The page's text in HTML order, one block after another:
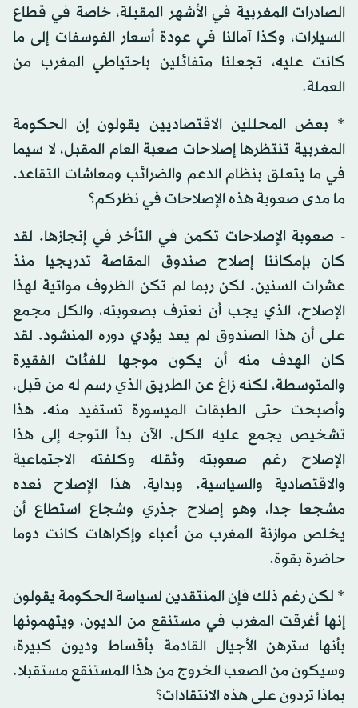
الصادرات المغربية في الأشهر المقبلة، خاصة في قطاع
السيارات، وكذا آمالنا في عودة أسعار الفوسفات إلى ما
كانت عليه، تجعلنا متفائلين باحتياطي المغرب من
العملة.
* بعض المحللين الاقتصاديين يقولون إن الحكومة
المغربية تنتظرها إصلاحات صعبة العام المقبل، لا سيما
في ما يتعلق بنظام الدعم والضرائب ومعاشات التقاعد.
ما مدى صعوبة هذه الإصلاحات في نظركم؟
- صعوبة الإصلاحات تكمن في التأخر في إنجازها. لقد
كان بإمكاننا إصلاح صندوق المقاصة تدريجيا منذ
عشرات السنين. لكن ربما لم تكن الظروف مواتية لهذا
الإصلاح، الذي يجب أن نعترف بصعوبته، والكل مجمع
على أن هذا الصندوق لم يعد يؤدي دوره المنشود. لقد
كان الهدف منه أن يكون موجها للفئات الفقيرة
والمتوسطة، لكنه زاغ عن الطريق الذي رسم له من قبل،
وأصبحت حتى الطبقات الميسورة تستفيد منه. هذا
تشخيص يجمع عليه الكل. الآن بدأ التوجه إلى هذا
الإصلاح رغم صعوبته وثقله وكلفته الاجتماعية
والاقتصادية والسياسية. وبداية، هذا الإصلاح نعده
مشجعا جدا، وهو إصلاح جذري وشجاع استطاع أن
يخلص موازنة المغرب من أعباء وإكراهات كانت دوما
حاضرة بقوة.
* لكن رغم ذلك فإن المنتقدين لسياسة الحكومة يقولون
إنها أغرقت المغرب في مستنقع من الديون، ويتهمونها
بأنها سترهن الأجيال القادمة بأقساط وديون كبيرة،
وسيكون من الصعب الخروج من هذا المستنقع مستقبلا.
بماذا تردون على هذه الانتقادات؟